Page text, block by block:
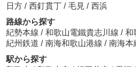
日方 / 西釘貫丁 / 毛見 / 西浜
路線から探す
紀勢本線 / 和歌山電鐵貴志川線 / 和
紀州鉄道 / 南海和歌山港線 / 南海本
駅から探す